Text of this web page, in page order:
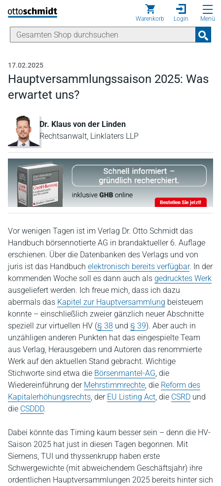
Direkt zum Inhalt
Warenkorb Login Menü
17.02.2025
Hauptversammlungssaison 2025: Was
erwartet uns?
Dr. Klaus von der Linden
Rechtsanwalt, Linklaters LLP
Vor wenigen Tagen ist im Verlag Dr. Otto Schmidt das
Handbuch börsennotierte AG in brandaktueller 6. Auflage
erschienen. Über die Datenbanken des Verlags und von
juris ist das Handbuch elektronisch bereits verfügbar. In der
kommenden Woche soll es dann auch als gedrucktes Werk
ausgeliefert werden. Ich freue mich, dass ich dazu
abermals das Kapitel zur Hauptversammlung beisteuern
konnte – einschließlich zweier gänzlich neuer Abschnitte
speziell zur virtuellen HV (§ 38 und § 39). Aber auch in
unzähligen anderen Punkten hat das eingespielte Team
aus Verlag, Herausgebern und Autoren das renommierte
Werk auf den aktuellen Stand gebracht. Wichtige
Stichworte sind etwa die Börsenmantel-AG, die
Wiedereinführung der Mehrstimmrechte, die Reform des
Kapitalerhöhungsrechts, der EU Listing Act, die CSRD und
die CSDDD.
Dabei könnte das Timing kaum besser sein – denn die HV-
Saison 2025 hat just in diesen Tagen begonnen. Mit
Siemens, TUI und thyssenkrupp haben erste
Schwergewichte (mit abweichendem Geschäftsjahr) ihre
ordentlichen Hauptversammlungen 2025 bereits hinter sich